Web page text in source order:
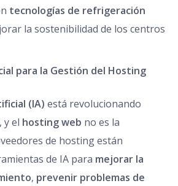
tecnologías de refrigeración
la sostenibilidad de los centros
para la Gestión del Hosting
(IA) está revolucionando
y el hosting web no es la
de hosting están
de IA para mejorar la
, prevenir problemas de